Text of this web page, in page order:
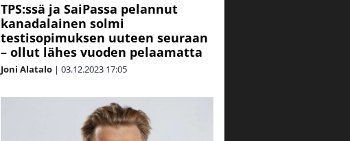
TPS:ssä ja SaiPassa pelannut
kanadalainen solmi
testisopimuksen uuteen seuraan
– ollut lähes vuoden pelaamatta
Joni Alatalo | 03.12.2023 17:05